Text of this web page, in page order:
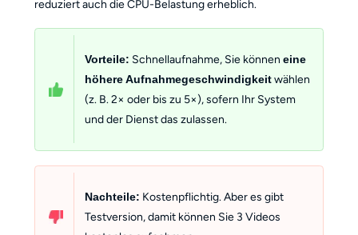
reduziert auch die CPU-Belastung erheblich.
Vorteile: Schnellaufnahme, Sie können eine
höhere Aufnahme­geschwindigkeitwählen
(z. B. 2× oder bis zu 5×), sofern Ihr System
und der Dienst das zulassen.
Nachteile: Kostenpflichtig. Aber es gibt
Testversion, damit können Sie 3 Videos